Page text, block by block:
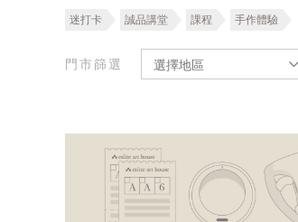
迷打卡 誠品講堂 課程 手作體驗
門市篩選 選擇地區